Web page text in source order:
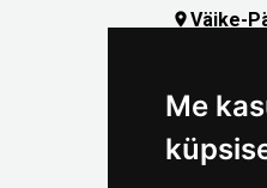
Me
Väike-